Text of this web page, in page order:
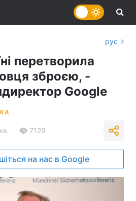
рус
перетворила
зброєю, -
Google
7129
на нас в Google